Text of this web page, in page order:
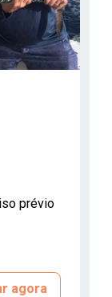
prévio
agora